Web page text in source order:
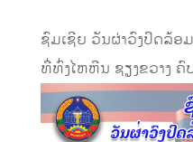
ຊົມເຊີຍ ວັນຜ່າວົງປິດລ້ອ
ທີ່ທົ່ງໄຫຫີນ ຊຽງຂວາງ ຄົ